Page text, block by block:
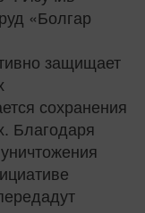
«Болгар
защищает
сохранения
Благодаря